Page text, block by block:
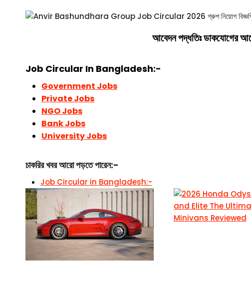
আবেদন পদ্ধতিঃ ডাকযোগের
Job Circular In Bangladesh:-
Government Jobs
Private Jobs
NGO Jobs
Bank Jobs
University Jobs
চাকরির খবর আরো পড়তে পারেন:-
Job Circular in Bangladesh:-